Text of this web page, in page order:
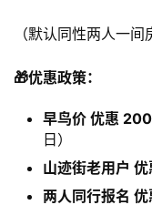
（默认同性两人一
🎁优惠政策：
早鸟价 优惠
日）
山迹街老用户
两人同行报名